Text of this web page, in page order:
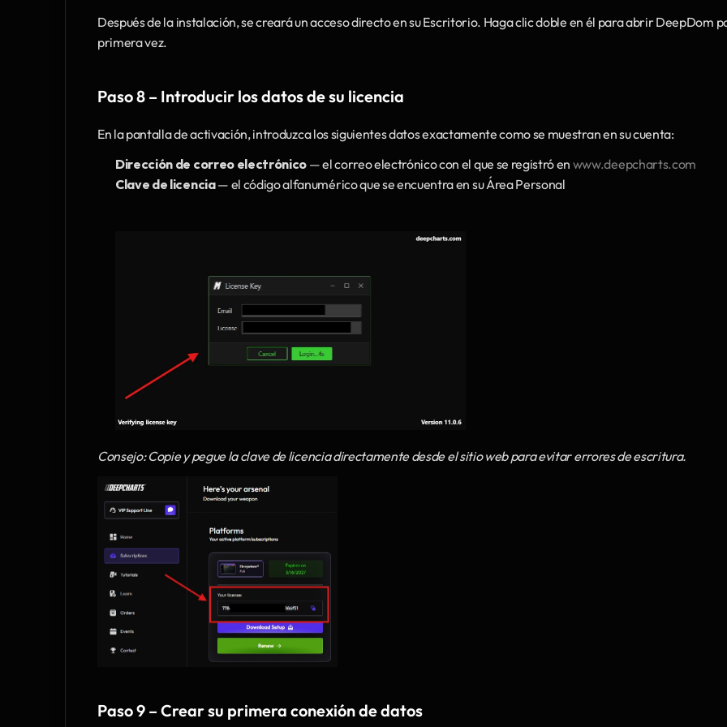
Después de la instalación, se creará un acceso directo en su Escritorio. Haga clic doble en él para abrir DeepDom
primera vez.
Paso 8 – Introducir los datos de su licencia
En la pantalla de activación, introduzca los siguientes datos exactamente como se muestran en su cuenta:
Dirección de correo electrónico — el correo electrónico con el que se registró en www.deepcharts.com
Clave de licencia — el código alfanumérico que se encuentra en su Área Personal
Consejo: Copie y pegue la clave de licencia directamente desde el sitio web para evitar errores de escritura.
Paso 9 – Crear su primera conexión de datos